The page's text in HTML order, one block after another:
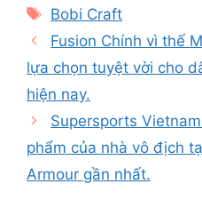
Tags
Bobi Craft
Fusion Chính vì thế
lựa chọn tuyệt vời cho
hiện nay.
Supersports
phẩm của nhà vô địch
Armour gần nhất.